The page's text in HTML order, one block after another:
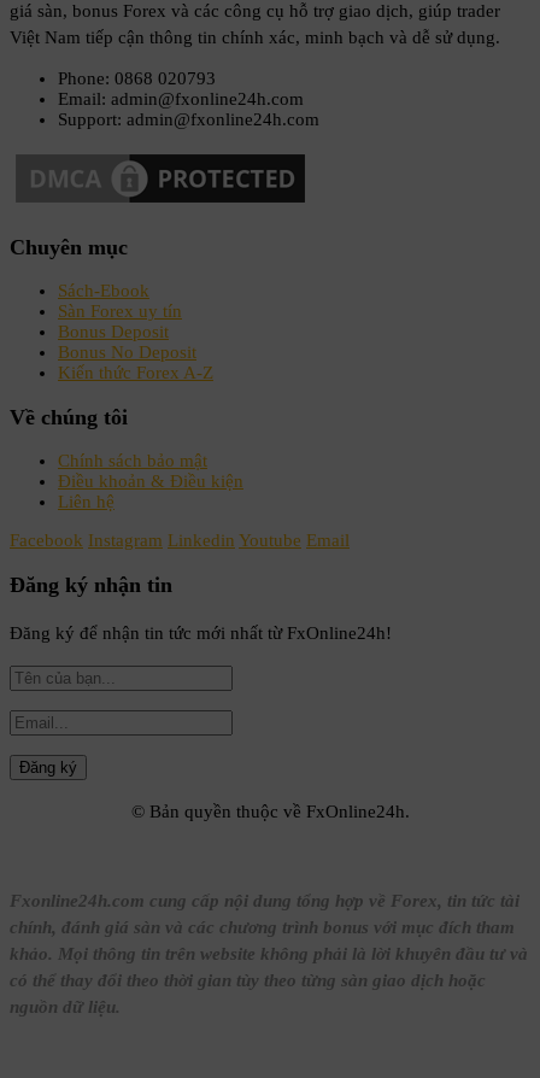
giá sàn, bonus Forex và các công cụ hỗ trợ giao dịch, giúp trader
Việt Nam tiếp cận thông tin chính xác, minh bạch và dễ sử dụng.
Phone: 0868 020793
Email: admin@fxonline24h.com
Support: admin@fxonline24h.com
Chuyên mục
Sách-Ebook
Sàn Forex uy tín
Bonus Deposit
Bonus No Deposit
Kiến thức Forex A-Z
Về chúng tôi
Chính sách bảo mật
Điều khoản & Điều kiện
Liên hệ
Facebook Instagram Linkedin Youtube Email
Đăng ký nhận tin
Đăng ký để nhận tin tức mới nhất từ FxOnline24h!
© Bản quyền thuộc về FxOnline24h.
Fxonline24h.com cung cấp nội dung tổng hợp về Forex, tin tức tài
chính, đánh giá sàn và các chương trình bonus với mục đích tham
khảo. Mọi thông tin trên website không phải là lời khuyên đầu tư và
có thể thay đổi theo thời gian tùy theo từng sàn giao dịch hoặc
nguồn dữ liệu.